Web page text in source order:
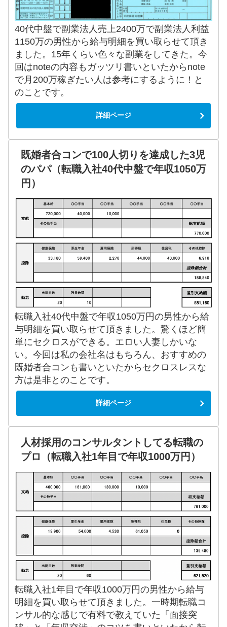
40代中盤で副業法人売上2400万で副業法人利益
1150万の男性から給与明細を買い取らせて頂き
ました。15年くらい色々な副業をしてきた。今
回はnoteの内容もガッツリ書いといたからnote
で月200万稼ぎたい人は参考にするように！と
のことです。
詳細ページ
既婚者合コンで100人切りを達成した3児
のパパ（転職入社40代中盤で年収1050万
円）
転職入社40代中盤で年収1050万円の男性から給
与明細を買い取らせて頂きました。驚くほど簡
単にセクロスができる。エロい人妻しかいな
い。今回は私の会社名はもちろん、おすすめの
既婚者合コンも書いといたからセクロスレスな
方は是非とのことです。
詳細ページ
人材採用のコンサルタントしてる転職の
プロ（転職入社1年目で年収1000万円）
転職入社1年目で年収1000万円の男性から給与
明細を買い取らせて頂きました。一時期転職コ
ンサル的な感じで有料で教えていた「面接突